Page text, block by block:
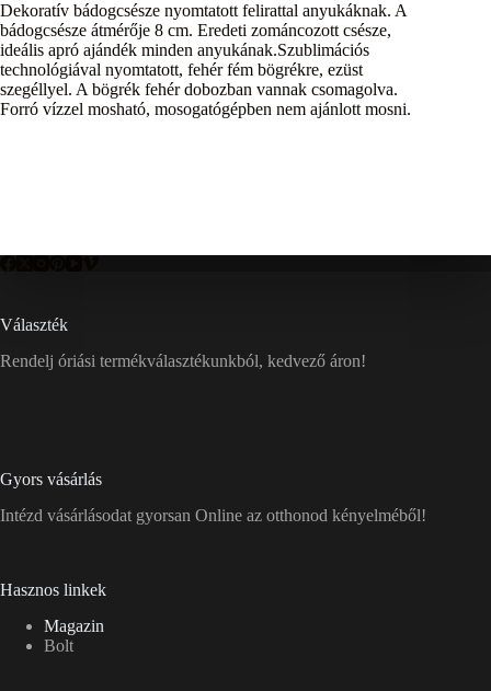
Dekoratív bádogcsésze nyomtatott felirattal anyukáknak. A
bádogcsésze átmérője 8 cm. Eredeti zománcozott csésze,
ideális apró ajándék minden anyukának.Szublimációs
technológiával nyomtatott, fehér fém bögrékre, ezüst
szegéllyel. A bögrék fehér dobozban vannak csomagolva.
Forró vízzel mosható, mosogatógépben nem ajánlott mosni.
Választék
Rendelj óriási termékválasztékunkból, kedvező áron!
Gyors vásárlás
Intézd vásárlásodat gyorsan Online az otthonod kényelméből!
Hasznos linkek
Magazin
Bolt